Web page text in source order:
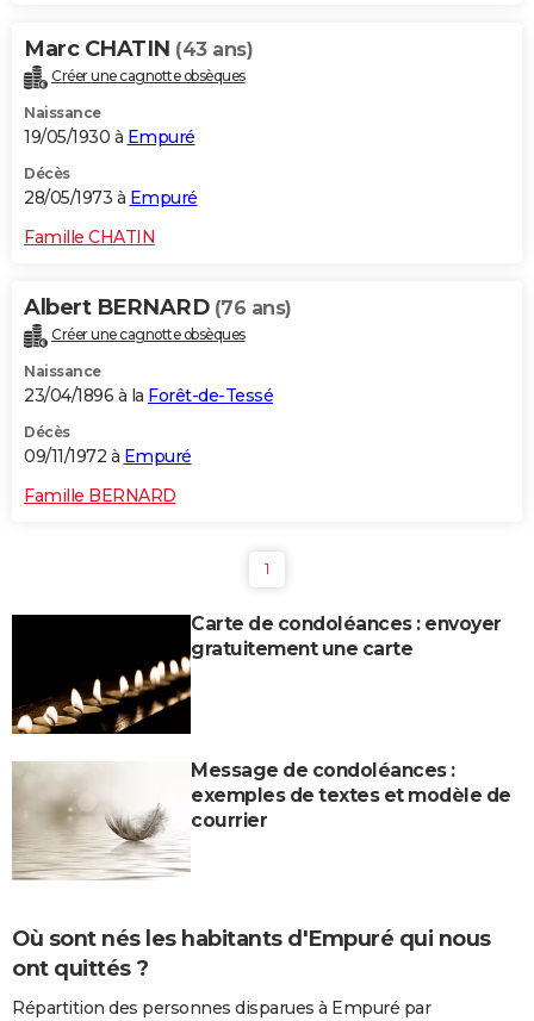
Marc CHATIN (43 ans)
Créer une cagnotte obsèques
Naissance
19/05/1930 à Empuré
Décès
28/05/1973 à Empuré
Famille CHATIN
Albert BERNARD (76 ans)
Créer une cagnotte obsèques
Naissance
23/04/1896 à la Forêt-de-Tessé
Décès
09/11/1972 à Empuré
Famille BERNARD
1
Carte de condoléances : envoyer
gratuitement une carte
Message de condoléances :
exemples de textes et modèle de
courrier
Où sont nés les habitants d'Empuré qui nous
ont quittés ?
Répartition des personnes disparues à Empuré par